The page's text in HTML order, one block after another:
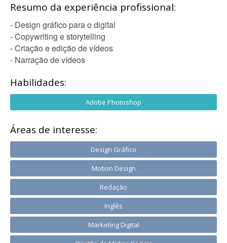
Resumo da experiência profissional:
- Design gráfico para o digital
- Copywriting e storytelling
- Criação e edição de vídeos
- Narração de vídeos
Habilidades:
Adobe Photoshop
Áreas de interesse:
Design Gráfico
Motion Design
Redação
Inglês
Marketing Digital